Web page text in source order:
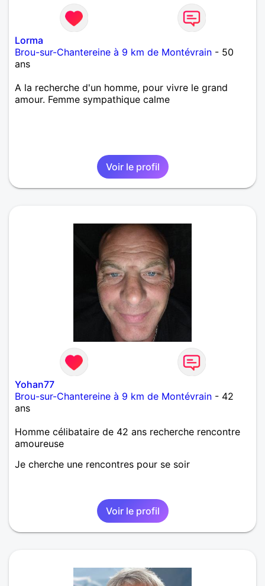
Lorma
Brou-sur-Chantereine à 9 km de Montévrain - 50
ans
A la recherche d'un homme, pour vivre le grand
amour. Femme sympathique calme
Voir le profil
Yohan77
Brou-sur-Chantereine à 9 km de Montévrain - 42
ans
Homme célibataire de 42 ans recherche rencontre
amoureuse
Je cherche une rencontres pour se soir
Voir le profil